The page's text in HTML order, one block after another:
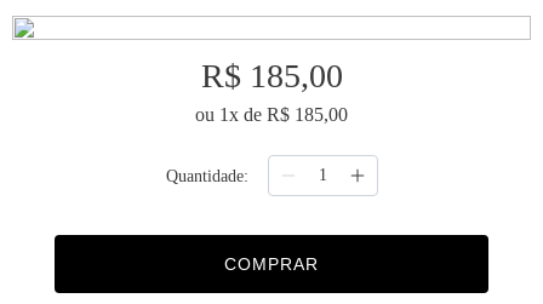
R$ 185,00
ou 1x de R$ 185,00
Quantidade
COMPRAR
5º
chinelo
6º
necessaire
7º
difusor
8º
cobertor
9º
edredon